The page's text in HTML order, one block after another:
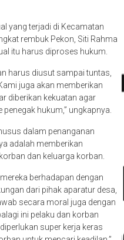
yang terjadi di Kecamatan
rembuk Pekon, Siti Rahma
itu harus diproses hukum.
harus diusut sampai tuntas,
juga akan memberikan
diberikan kekuatan agar
hukum,” ungkapnya.
dalam penanganan
adalah memberikan
dan keluarga korban.
berhadapan dengan
dari pihak aparatur desa,
secara moral juga dengan
ini pelaku dan korban
super kerja keras